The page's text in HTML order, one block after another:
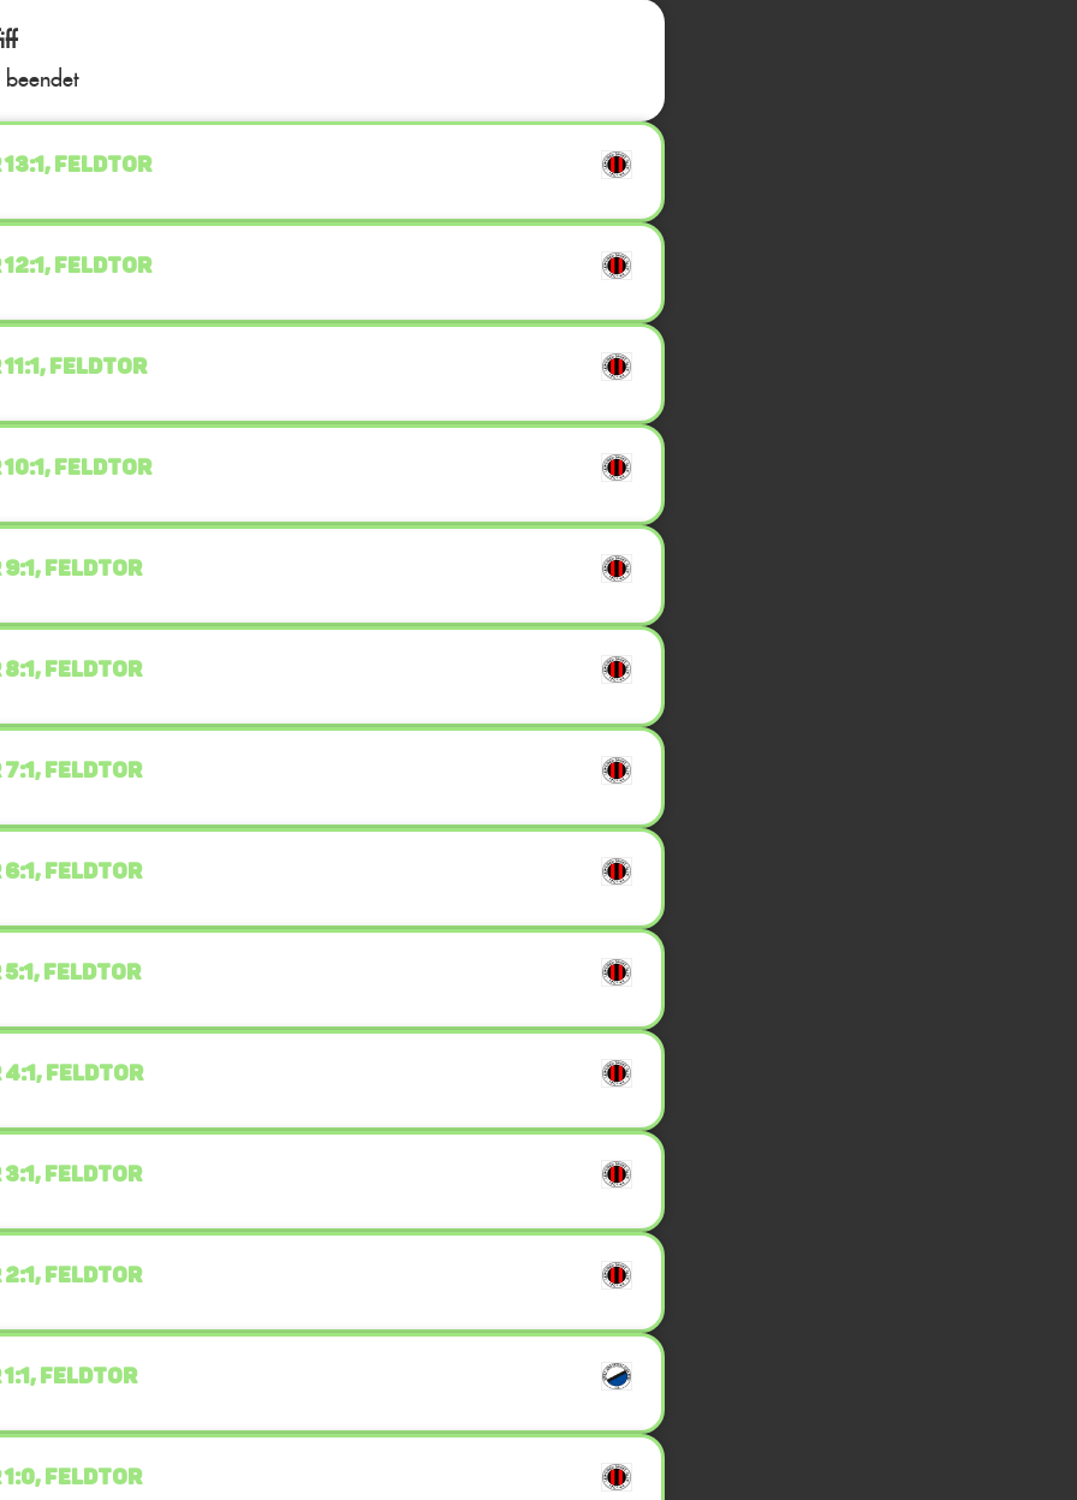
13:1, FELDTOR
12:1, FELDTOR
FELDTOR
10:1, FELDTOR
9:1, FELDTOR
8:1, FELDTOR
7:1, FELDTOR
6:1, FELDTOR
5:1, FELDTOR
4:1, FELDTOR
3:1, FELDTOR
2:1, FELDTOR
FELDTOR
1:0, FELDTOR